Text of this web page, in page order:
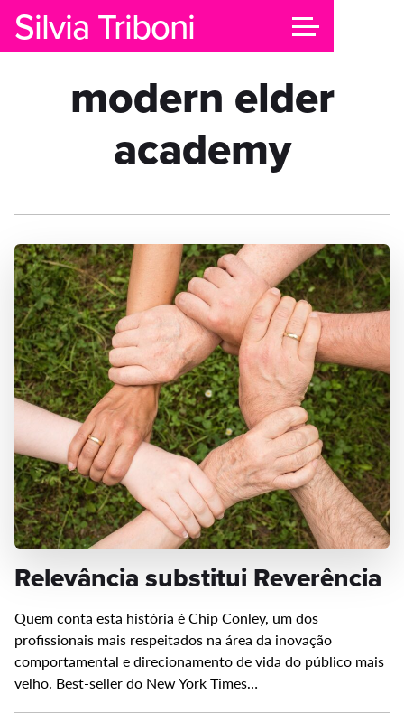
Silvia Triboni
modern elder
academy
Relevância substitui Reverência
Quem conta esta história é Chip Conley, um dos
profissionais mais respeitados na área da inovação
comportamental e direcionamento de vida do público mais
velho. Best-seller do New York Times…